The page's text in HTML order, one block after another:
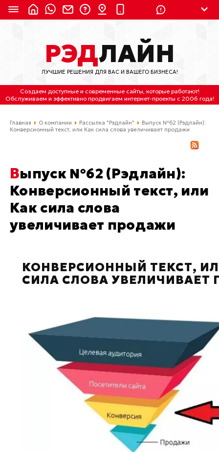
8 (800) 550-9899 (с 2:30 до 11:30 по
Мск)
Бесплатно по России
(4212) 658-653
(4212) 637-673
Пн-пт. с 9:30 до 18:30 (по Хбк)
info@lred.ru
Все контакты
РЭДЛАЙН
ЛУЧШИЕ РЕШЕНИЯ ДЛЯ ВАС И ВАШЕГО БИЗНЕСА!
Создаем доступные и современные сайты, которые работают!
Обслуживаем и эффективно продвигаем интернет-проекты с 2006 года!
Главная О компании Рассылка "Рэдлайн"
Выпуск №62 (Рэдлайн):
Конверсионный текст, или Как сила слова увеличивает продажи
Выпуск №62 (Рэдлайн):
Конверсионный текст, или
Как сила слова
увеличивает продажи
КОНВЕРСИОННЫЙ ТЕКСТ,
СИЛА СЛОВА